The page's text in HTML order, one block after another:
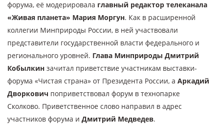
форума, её модерировала главный редактор телеканала
«Живая планета» Мария Моргун. Как в расширенной
коллегии Минприроды России, в ней участвовали
представители государственной власти федерального и
регионального уровней. Глава Минприроды Дмитрий
Кобылкин зачитал приветствие участникам выставки-
форума «Чистая страна» от Президента России, а Аркадий
Дворкович поприветствовал форум в технопарке
Сколково. Приветственное слово направил в адрес
участников форума и Дмитрий Медведев.